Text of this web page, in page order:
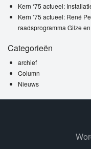
Kern ‘75 actueel:
Kern ’75 actueel: René
raadsprogramma Gilze
Categorieën
archief
Column
Nieuws